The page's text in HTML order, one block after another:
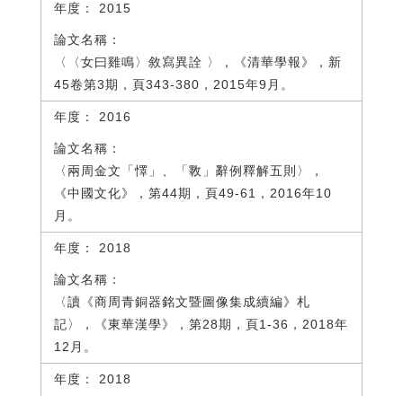
2015
〈〈女曰雞鳴〉敘寫異詮 〉，《清華學報》，新
45卷第3期，頁343-380，2015年9月。
2016
〈兩周金文「懌」、「斁」辭例釋解五則〉，
《中國文化》，第44期，頁49-61，2016年10
月。
2018
〈讀《商周青銅器銘文暨圖像集成續編》札
記〉，《東華漢學》，第28期，頁1-36，2018年
12月。
2018